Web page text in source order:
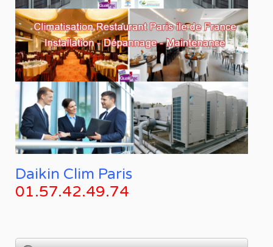
Daikin Clim Paris
01.57.42.49.74